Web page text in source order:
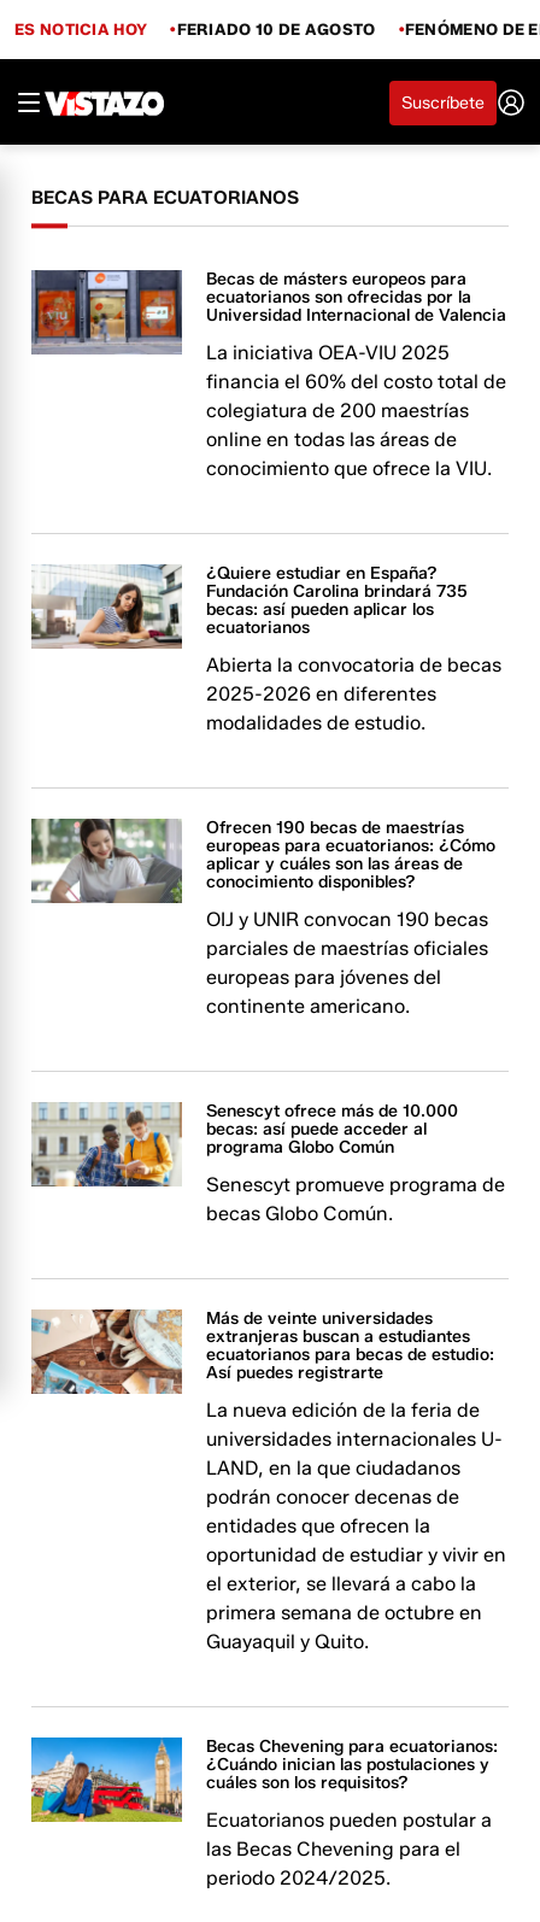
ES NOTICIA HOY FERIADO 10 DE AGOSTO FENÓMENO DE
Suscríbete
BECAS PARA ECUATORIANOS
Becas de másters europeos para
ecuatorianos son ofrecidas por la
Universidad Internacional de Valencia
La iniciativa OEA-VIU 2025
financia el 60% del costo total de
colegiatura de 200 maestrías
online en todas las áreas de
conocimiento que ofrece la VIU.
¿Quiere estudiar en España?
Fundación Carolina brindará 735
becas: así pueden aplicar los
ecuatorianos
Abierta la convocatoria de becas
2025-2026 en diferentes
modalidades de estudio.
Ofrecen 190 becas de maestrías
europeas para ecuatorianos: ¿Cómo
aplicar y cuáles son las áreas de
conocimiento disponibles?
OIJ y UNIR convocan 190 becas
parciales de maestrías oficiales
europeas para jóvenes del
continente americano.
Senescyt ofrece más de 10.000
becas: así puede acceder al
programa Globo Común
Senescyt promueve programa de
becas Globo Común.
Más de veinte universidades
extranjeras buscan a estudiantes
ecuatorianos para becas de estudio:
Así puedes registrarte
La nueva edición de la feria de
universidades internacionales U-
LAND, en la que ciudadanos
podrán conocer decenas de
entidades que ofrecen la
oportunidad de estudiar y vivir en
el exterior, se llevará a cabo la
primera semana de octubre en
Guayaquil y Quito.
Becas Chevening para ecuatorianos:
¿Cuándo inician las postulaciones y
cuáles son los requisitos?
Ecuatorianos pueden postular a
las Becas Chevening para el
periodo 2024/2025.